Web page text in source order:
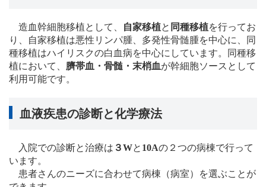
造血幹細胞移植として、 自家移植と 同種移植を行ってお
り、自家移植は悪性リンパ腫、多発性骨髄腫を中心に、同
種移植はハイリスクの白血病を中心にしています。同種移
植において、 臍帯血・骨髄・末梢血が幹細胞ソースとして
利用可能です。
血液疾患の診断と化学療法
入院での診断と治療は ３Wと 10Aの２つの病棟で行って
います。
患者さんのニーズに合わせて病棟（病室）を選ぶことが